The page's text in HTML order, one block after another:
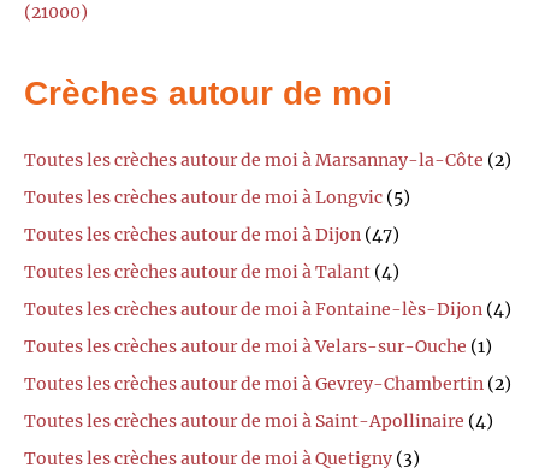
(21000)
Crèches autour de moi
Toutes les crèches autour de moi à Marsannay-la-Côte (2)
Toutes les crèches autour de moi à Longvic (5)
Toutes les crèches autour de moi à Dijon (47)
Toutes les crèches autour de moi à Talant (4)
Toutes les crèches autour de moi à Fontaine-lès-Dijon (4)
Toutes les crèches autour de moi à Velars-sur-Ouche (1)
Toutes les crèches autour de moi à Gevrey-Chambertin (2)
Toutes les crèches autour de moi à Saint-Apollinaire (4)
Toutes les crèches autour de moi à Quetigny (3)